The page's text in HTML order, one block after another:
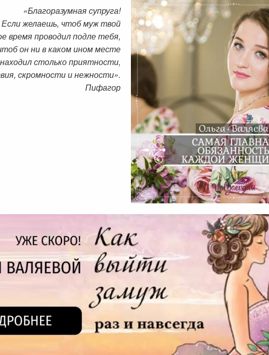
«Благоразумная супруга!
Если желаешь, чтоб муж твой
время проводил подле тебя,
он ни в каком ином месте
столько приятности,
скромности и нежности».
Пифагор